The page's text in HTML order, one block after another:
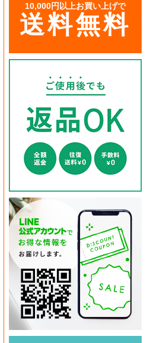
10,000円以上お買い上げで
送料無料